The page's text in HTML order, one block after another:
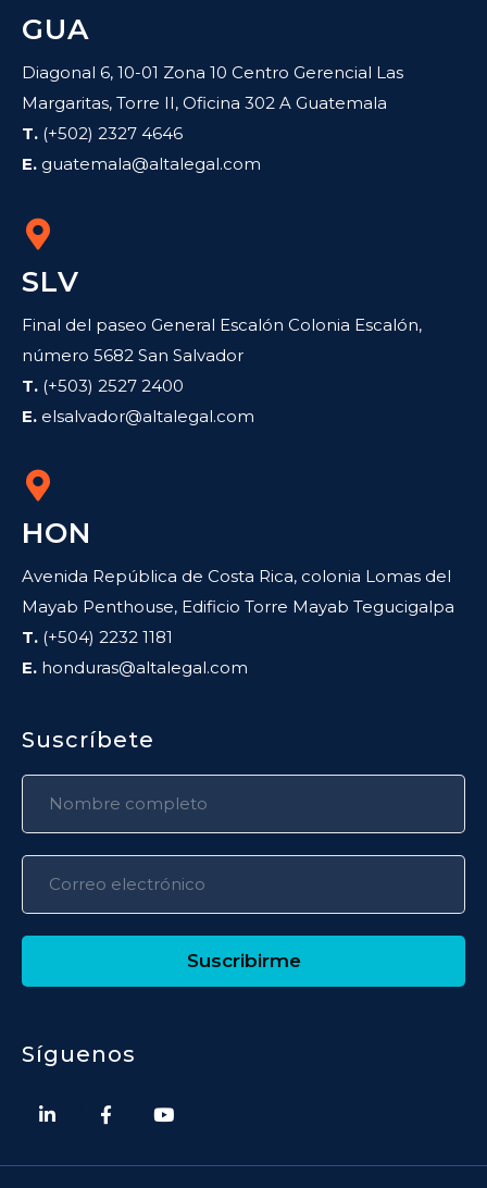
GUA
Diagonal 6, 10-01 Zona 10 Centro Gerencial Las
Margaritas, Torre II, Oficina 302 A Guatemala
T. (+502) 2327 4646
E. guatemala@altalegal.com
SLV
Final del paseo General Escalón Colonia Escalón,
número 5682 San Salvador
T. (+503) 2527 2400
E. elsalvador@altalegal.com
HON
Avenida República de Costa Rica, colonia Lomas del
Mayab Penthouse, Edificio Torre Mayab Tegucigalpa
T. (+504) 2232 1181
E. honduras@altalegal.com
Suscríbete
Suscribirme
Síguenos